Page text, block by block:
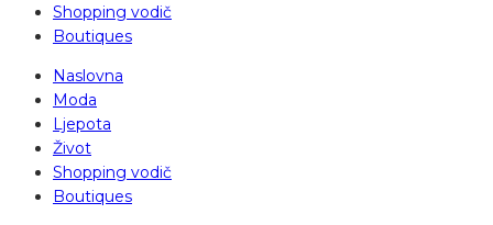
Shopping vodič
Boutiques
Naslovna
Moda
Ljepota
Život
Shopping vodič
Boutiques